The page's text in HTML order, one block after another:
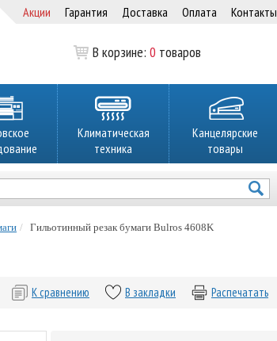
Акции Гарантия Доставка Оплата Контакты
В корзине:0 товаров
Климатическая
техника
Канцелярские
товары
Гильотинный резак бумаги Bulros 4608K
Распечатать
В закладки
К сравнению